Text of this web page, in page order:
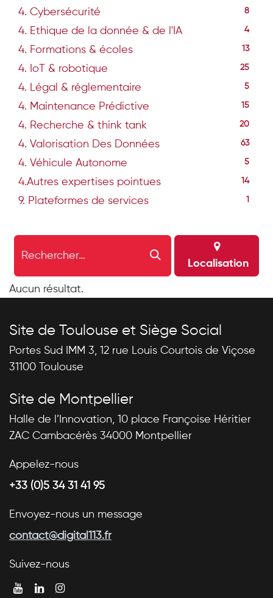
4. Cybersécurité 8
4. Ethique de la donnée & de l'IA 4
4. Formations & écoles 13
4. IoT & robotique 25
4. Légal & réglementaire 5
4. Maintenance Prédictive 15
4. Recherche & think tank 20
4. Valorisation Des Données 63
4. Véhicule Autonome 5
4.Autres expertises pointues 14
9. Plateformes de services
Localisation
Aucun résultat.
Site de Toulouse et Siège Social
Portes Sud IMM 3, 12 rue Louis Courtois de Viçose
31100 Toulouse
Site de Montpellier
Halle de l’Innovation, 10 place Françoise Héritier
ZAC Cambacérès 34000 Montpellier
Appelez-nous
+33 (0)5 34 31 41 95
Envoyez-nous un message
contact@digital113.fr
Suivez-nous